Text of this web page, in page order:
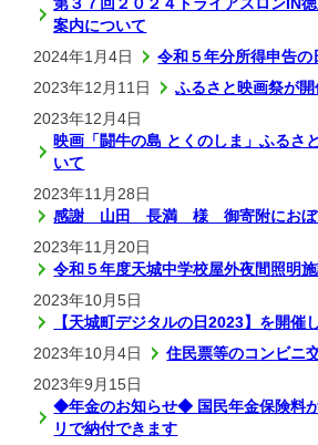
案内について
2024年1月4日
令和５年分所得申告の
2023年12月11日
ふるさと映画祭が開
2023年12月4日
映画「闘牛の島 とくのしま」ふるさ
いて
2023年11月28日
感謝 山田 長満 様 御寄附におぼ
2023年11月20日
令和５年度天城中学校屋外夜間照明
2023年10月5日
【天城町デジタルの日2023】を開催
2023年10月4日
住民票等のコンビニ
2023年9月15日
◆年金のお知らせ◆ 国民年金保険料
リで納付できます